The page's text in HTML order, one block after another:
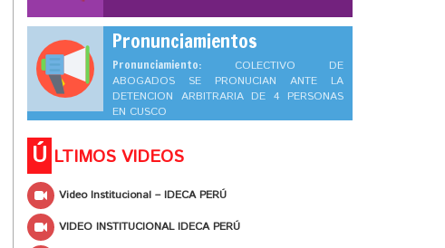
Pronunciamientos
Pronunciamiento: COLECTIVO DE
ABOGADOS SE PRONUCIAN ANTE LA
DETENCION ARBITRARIA DE 4 PERSONAS
EN CUSCO
Ú LTIMOS VIDEOS
Video Institucional – IDECA PERÚ
VIDEO INSTITUCIONAL IDECA PERÚ